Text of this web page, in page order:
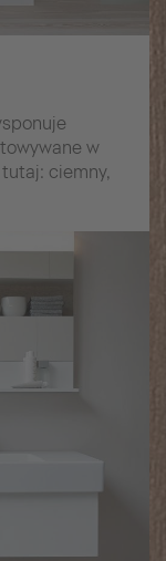
w
ciemny,